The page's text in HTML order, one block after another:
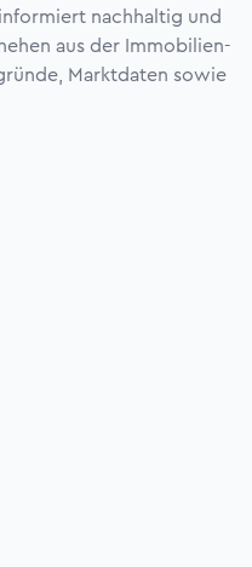
nachhaltig und
aus der Immobilien-
Marktdaten sowie